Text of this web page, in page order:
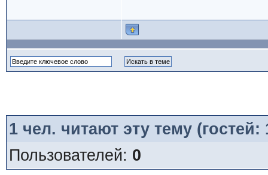
1чел. читают эту тему
Пользователей: 0